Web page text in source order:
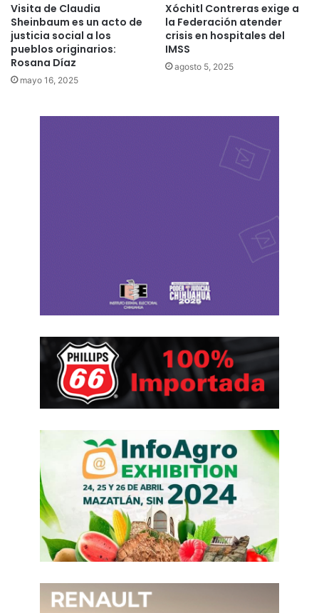
Visita de Claudia
Sheinbaum es un acto de
justicia social a los
pueblos originarios:
Rosana Díaz
mayo 16, 2025
Xóchitl Contreras exige a
la Federación atender
crisis en hospitales del
IMSS
agosto 5, 2025